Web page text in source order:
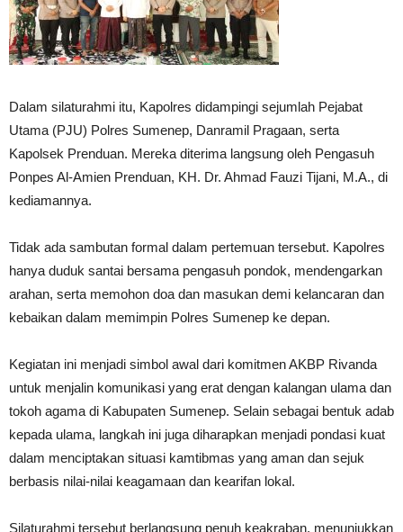
Dalam silaturahmi itu, Kapolres didampingi sejumlah Pejabat
Utama (PJU) Polres Sumenep, Danramil Pragaan, serta
Kapolsek Prenduan. Mereka diterima langsung oleh Pengasuh
Ponpes Al-Amien Prenduan, KH. Dr. Ahmad Fauzi Tijani, M.A., di
kediamannya.
Tidak ada sambutan formal dalam pertemuan tersebut. Kapolres
hanya duduk santai bersama pengasuh pondok, mendengarkan
arahan, serta memohon doa dan masukan demi kelancaran dan
kebaikan dalam memimpin Polres Sumenep ke depan.
Kegiatan ini menjadi simbol awal dari komitmen AKBP Rivanda
untuk menjalin komunikasi yang erat dengan kalangan ulama dan
tokoh agama di Kabupaten Sumenep. Selain sebagai bentuk adab
kepada ulama, langkah ini juga diharapkan menjadi pondasi kuat
dalam menciptakan situasi kamtibmas yang aman dan sejuk
berbasis nilai-nilai keagamaan dan kearifan lokal.
Silaturahmi tersebut berlangsung penuh keakraban, menunjukkan